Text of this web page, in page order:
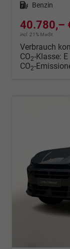
Kraftstoff Benzin
40.780,–
incl. 21% MwSt.
Verbrauch
CO2-Klasse: E
CO2-